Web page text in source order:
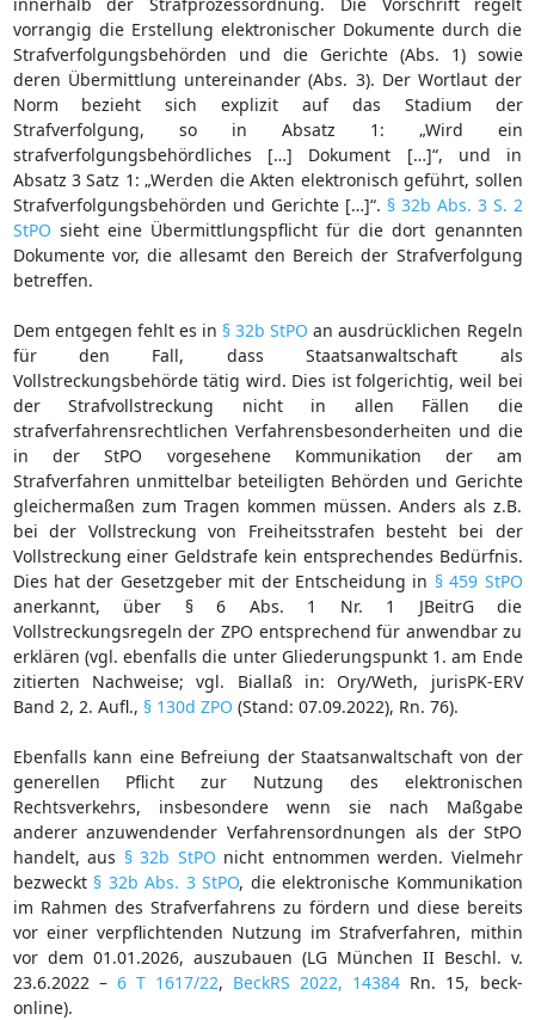
vorrangig die Erstellung elektronischer Dokumente durch die
Strafverfolgungsbehörden und die Gerichte (Abs. 1) sowie
deren Übermittlung untereinander (Abs. 3). Der Wortlaut der
Norm bezieht sich explizit auf das Stadium der
Strafverfolgung, so in Absatz 1: „Wird ein
strafverfolgungsbehördliches […] Dokument […]“, und in
Absatz 3 Satz 1: „Werden die Akten elektronisch geführt, sollen
Strafverfolgungsbehörden und Gerichte […]“. § 32b Abs. 3 S. 2
StPO sieht eine Übermittlungspflicht für die dort genannten
Dokumente vor, die allesamt den Bereich der Strafverfolgung
betreffen.
Dem entgegen fehlt es in § 32b StPO an ausdrücklichen Regeln
für den Fall, dass Staatsanwaltschaft als
Vollstreckungsbehörde tätig wird. Dies ist folgerichtig, weil bei
der Strafvollstreckung nicht in allen Fällen die
strafverfahrensrechtlichen Verfahrensbesonderheiten und die
in der StPO vorgesehene Kommunikation der am
Strafverfahren unmittelbar beteiligten Behörden und Gerichte
gleichermaßen zum Tragen kommen müssen. Anders als z.B.
bei der Vollstreckung von Freiheitsstrafen besteht bei der
Vollstreckung einer Geldstrafe kein entsprechendes Bedürfnis.
Dies hat der Gesetzgeber mit der Entscheidung in § 459 StPO
anerkannt, über § 6 Abs. 1 Nr. 1 JBeitrG die
Vollstreckungsregeln der ZPO entsprechend für anwendbar zu
erklären (vgl. ebenfalls die unter Gliederungspunkt 1. am Ende
zitierten Nachweise; vgl. Biallaß in: Ory/Weth, jurisPK-ERV
Band 2, 2. Aufl., § 130d ZPO (Stand: 07.09.2022), Rn. 76).
Ebenfalls kann eine Befreiung der Staatsanwaltschaft von der
generellen Pflicht zur Nutzung des elektronischen
Rechtsverkehrs, insbesondere wenn sie nach Maßgabe
anderer anzuwendender Verfahrensordnungen als der StPO
handelt, aus § 32b StPO nicht entnommen werden. Vielmehr
bezweckt § 32b Abs. 3 StPO, die elektronische Kommunikation
im Rahmen des Strafverfahrens zu fördern und diese bereits
vor einer verpflichtenden Nutzung im Strafverfahren, mithin
vor dem 01.01.2026, auszubauen (LG München II Beschl. v.
23.6.2022 – 6 T 1617/22, BeckRS 2022, 14384 Rn. 15, beck-
online).